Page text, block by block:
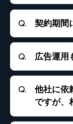
す。
最短1ヶ月
ると思いま
努めて参り
契約期間
はい、全て
ただいてお
ルプラン(シ
広告運用
はい、
ンや予算に
費用を頂戴
他社に依
ですが、